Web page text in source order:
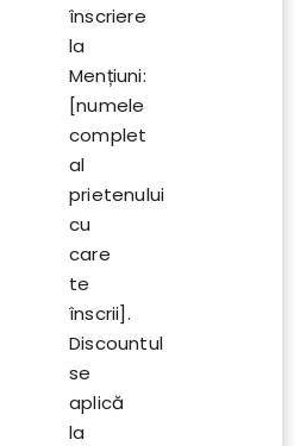
înscriere
la
Mențiuni:
[numele
complet
al
prietenului
cu
care
te
înscrii].
Discountul
se
aplică
la